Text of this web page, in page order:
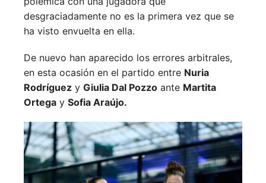
desgraciadamente no es la primera vez que se
ha visto envuelta en ella.
De nuevo han aparecido los errores arbitrales,
en esta ocasión en el partido entre Nuria
Rodríguez y Giulia Dal Pozzo ante Martita
Ortega y Sofia Araújo.